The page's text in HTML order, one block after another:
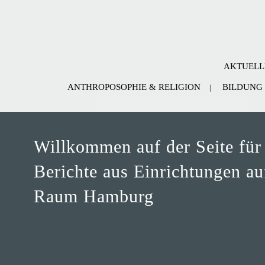
ANTHROPOSOPHIE & RELIGION
BILDUNG
Willkommen auf der Seite für
Berichte aus Einrichtungen
Raum Hamburg